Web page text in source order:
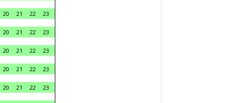
20 21 22
23
20 21 22
23
20 21 22
23
20 21 22
23
20 21 22
23